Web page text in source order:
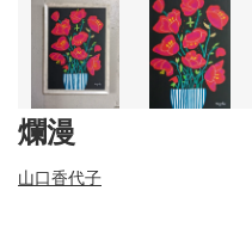
爛漫
山口香代子